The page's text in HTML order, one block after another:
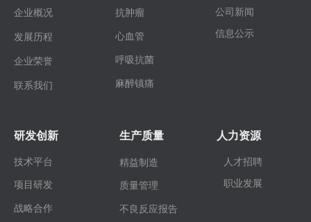
企业概况
发展历程
企业荣誉
联系我们
抗肿瘤
心血管
呼吸抗菌
麻醉镇痛
公司新闻
信息公示
研发创新
技术平台
项目研发
战略合作
生产质量
精益制造
质量管理
不良反应报告
人力资源
人才招聘
职业发展